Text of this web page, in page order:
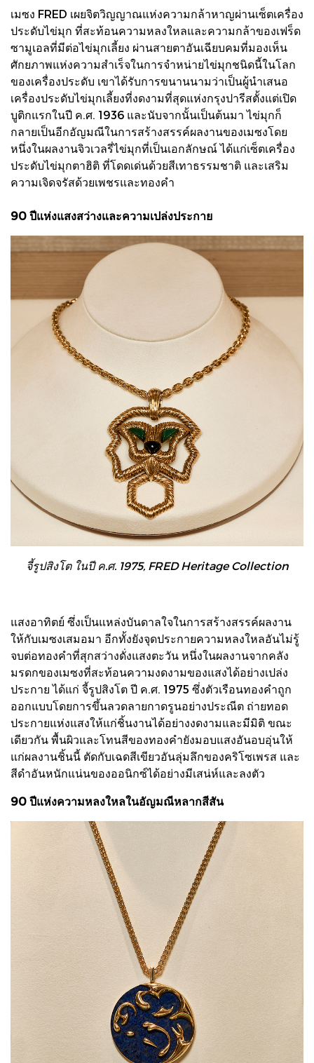
เมซง FRED เผยจิตวิญญาณแห่งความกล้าหาญผ่านเซ็ตเครื่อง
ประดับไข่มุก ที่สะท้อนความหลงใหลและความกล้าของเฟร็ด
ซามูเอลที่มีต่อไข่มุกเลี้ยง ผ่านสายตาอันเฉียบคมที่มองเห็น
ศักยภาพแห่งความสำเร็จในการจำหน่ายไข่มุกชนิดนี้ในโลก
ของเครื่องประดับ เขาได้รับการขนานนามว่าเป็นผู้นำเสนอ
เครื่องประดับไข่มุกเลี้ยงที่งดงามที่สุดแห่งกรุงปารีสตั้งแต่เปิด
บูติกแรกในปี ค.ศ. 1936 และนับจากนั้นเป็นต้นมา ไข่มุกก็
กลายเป็นอีกอัญมณีในการสร้างสรรค์ผลงานของเมซงโดย
หนึ่งในผลงานจิวเวลรี่ไข่มุกที่เป็นเอกลักษณ์ ได้แก่เซ็ตเครื่อง
ประดับไข่มุกตาฮิติ ที่โดดเด่นด้วยสีเทาธรรมชาติ และเสริม
ความเจิดจรัสด้วยเพชรและทองคำ
90 ปีแห่งแสงสว่างและความเปล่งประกาย
จี้รูปสิงโต ในปี ค.ศ. 1975, FRED Heritage Collection
แสงอาทิตย์ ซึ่งเป็นแหล่งบันดาลใจในการสร้างสรรค์ผลงาน
ให้กับเมซงเสมอมา อีกทั้งยังจุดประกายความหลงใหลอันไม่รู้
จบต่อทองคำที่สุกสว่างดั่งแสงตะวัน หนึ่งในผลงานจากคลัง
มรดกของเมซงที่สะท้อนความงดงามของแสงได้อย่างเปล่ง
ประกาย ได้แก่ จี้รูปสิงโต ปี ค.ศ. 1975 ซึ่งตัวเรือนทองคำถูก
ออกแบบโดยการขึ้นลวดลายกาดรูนอย่างประณีต ถ่ายทอด
ประกายแห่งแสงให้แก่ชิ้นงานได้อย่างงดงามและมีมิติ ขณะ
เดียวกัน พื้นผิวและโทนสีของทองคำยังมอบแสงอันอบอุ่นให้
แก่ผลงานชิ้นนี้ ตัดกับเฉดสีเขียวอันลุ่มลึกของคริโซเพรส และ
สีดำอันหนักแน่นของออนิกซ์ได้อย่างมีเสน่ห์และลงตัว
90 ปีแห่งความหลงใหลในอัญมณีหลากสีสัน